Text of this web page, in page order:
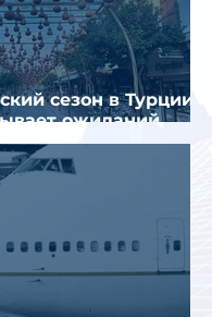
сезон в Турции
ожиданий